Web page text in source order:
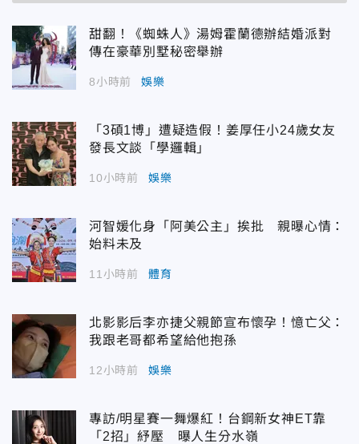
甜翻！《蜘蛛人》湯姆霍蘭德辦結婚派對
傳在豪華別墅秘密舉辦
8小時前 娛樂
「3碩1博」遭疑造假！姜厚任小24歲女友
發長文談「學邏輯」
10小時前 娛樂
河智媛化身「阿美公主」挨批 親曝心情：
始料未及
11小時前 體育
北影影后李亦捷父親節宣布懷孕！憶亡父：
我跟老哥都希望給他抱孫
12小時前 娛樂
專訪/明星賽一舞爆紅！台鋼新女神ET靠
「2招」紓壓 曝人生分水嶺